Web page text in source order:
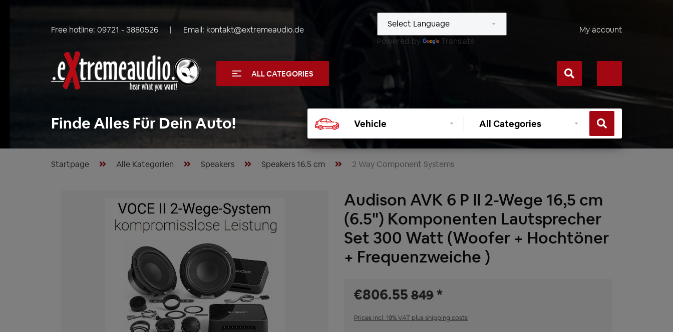
Free hotline: 09721 - 3880526 Email: kontakt@extremeaudio.de
Powered by
Translate
My account
ALL CATEGORIES
Finde Alles Für Dein Auto!
vehicle
Select
category
Startpage Alle Kategorien Speakers Speakers 16.5 cm 2 Way Component Systems
Audison AVK 6 P II 2-Wege 16,5 cm
(6.5") Komponenten Lautsprecher
Set 300 Watt (Woofer + Hochtöner
+ Frequenzweiche )
€806.55 849*
Prices incl. 19% VAT plus shipping costs